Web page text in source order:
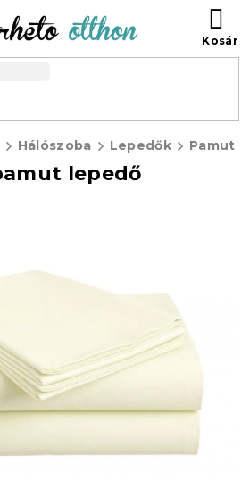
Hálószoba Lepedők Pamut
lepedő